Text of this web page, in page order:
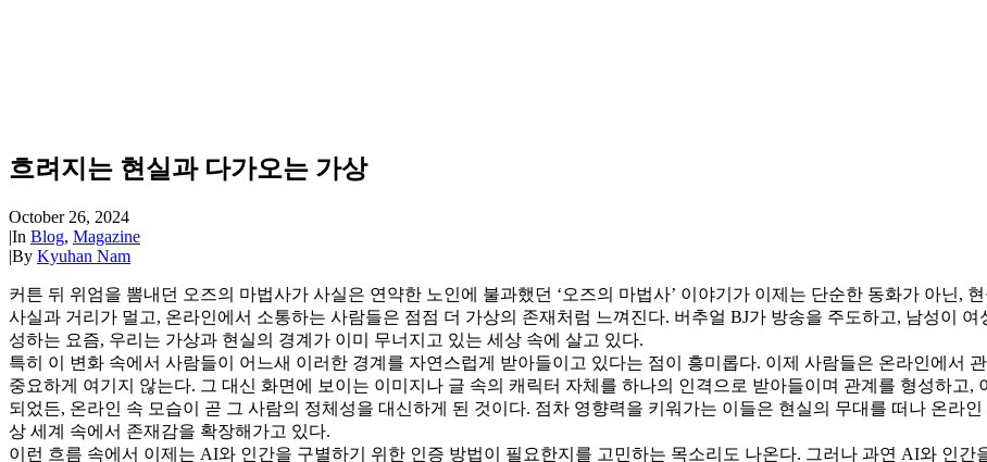
흐려지는 현실과 다가오는 가상
October 26, 2024
|In Blog, Magazine
|By Kyuhan Nam
커튼 뒤 위엄을 뽐내던 오즈의 마법사가 사실은 연약한 노인에 불과했던 ‘오즈의 마법사’ 이야기가 이제는 단순한 동화가 아닌,
사실과 거리가 멀고, 온라인에서 소통하는 사람들은 점점 더 가상의 존재처럼 느껴진다. 버추얼 BJ가 방송을 주도하고, 남성이
성하는 요즘, 우리는 가상과 현실의 경계가 이미 무너지고 있는 세상 속에 살고 있다.
특히 이 변화 속에서 사람들이 어느새 이러한 경계를 자연스럽게 받아들이고 있다는 점이 흥미롭다. 이제 사람들은 온라인에서
중요하게 여기지 않는다. 그 대신 화면에 보이는 이미지나 글 속의 캐릭터 자체를 하나의 인격으로 받아들이며 관계를 형성하고,
되었든, 온라인 속 모습이 곧 그 사람의 정체성을 대신하게 된 것이다. 점차 영향력을 키워가는 이들은 현실의 무대를 떠나 온라
상 세계 속에서 존재감을 확장해가고 있다.
이런 흐름 속에서 이제는 AI와 인간을 구별하기 위한 인증 방법이 필요한지를 고민하는 목소리도 나온다. 그러나 과연 AI와 인